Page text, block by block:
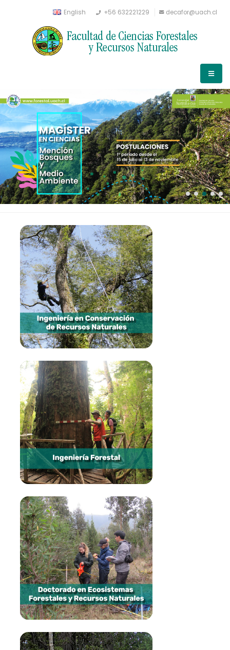
English +56 632221229 decafor@uach.cl
Ingeniería en Conservación de
Recursos Naturales
Más información
Ingeniería Forestal
Más información
Doctorado en Ecosistemas
Forestales y Recursos
Naturales
Más información